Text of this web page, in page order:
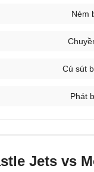
Ném
Cú sút
Phát
Jets vs